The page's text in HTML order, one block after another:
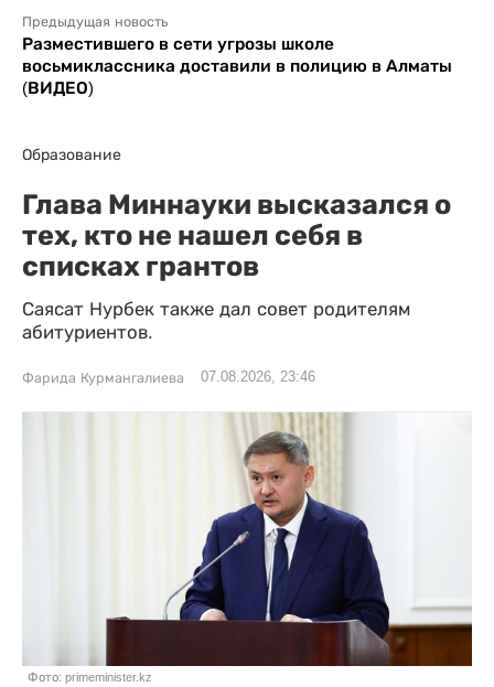
Предыдущая новость
Разместившего в сети угрозы школе
восьмиклассника доставили в полицию в Алматы
(ВИДЕО)
Образование
Глава Миннауки высказался о
тех, кто не нашел себя в
списках грантов
Саясат Нурбек также дал совет родителям
абитуриентов.
Фарида Курмангалиева 07.08.2026, 23:46
Фото: primeminister.kz